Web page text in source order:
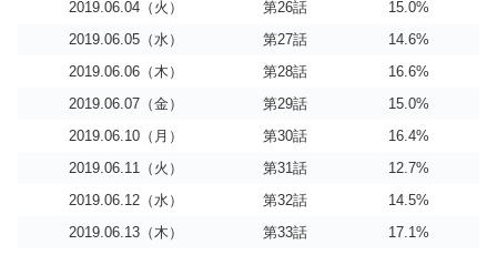
2019.06.04（火） 第26話
15.0%
2019.06.05（水）
第27話
14.6%
2019.06.06（木）
第28話
16.6%
2019.06.07（金）
第29話
15.0%
2019.06.10（月）
第30話
16.4%
2019.06.11（火）
第31話
12.7%
2019.06.12（水）
第32話
14.5%
2019.06.13（木）
第33話
17.1%